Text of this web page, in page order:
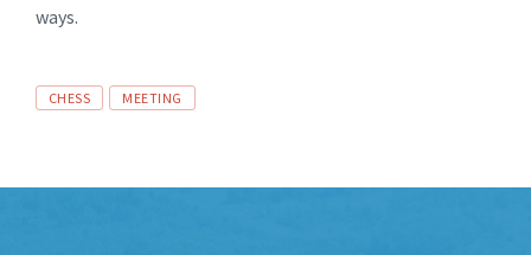
ways.
Afișează
linkuri
CHESS MEETING